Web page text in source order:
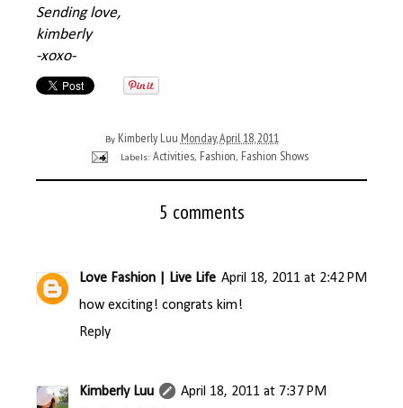
Sending love,
kimberly
-xoxo-
By Kimberly Luu Monday, April 18, 2011
Labels:Activities, Fashion, Fashion Shows
5 comments
Love Fashion | Live Life April 18, 2011 at 2:42 PM
how exciting! congrats kim!
Reply
Kimberly Luu
April 18, 2011 at 7:37 PM